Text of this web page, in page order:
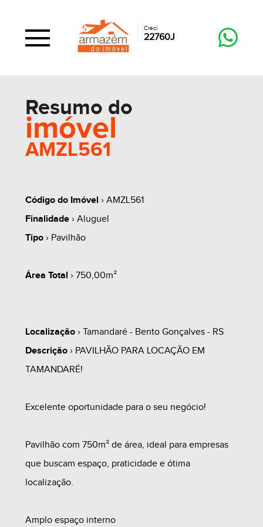
Creci
22760J
Resumo do
imóvel
AMZL561
Código do Imóvel › AMZL561
Finalidade› Aluguel
Tipo› Pavilhão
Área Total › 750,00m²
Localização› Tamandaré - Bento Gonçalves - RS
Descrição› PAVILHÃO PARA LOCAÇÃO EM
TAMANDARÉ!
Excelente oportunidade para o seu negócio!
Pavilhão com 750m² de área, ideal para empresas
que buscam espaço, praticidade e ótima
localização.
Amplo espaço interno